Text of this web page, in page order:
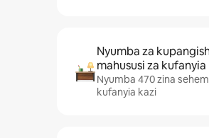
Nyumba za
mahususi za kufanyia
Nyumba 470 zina
kufanyia kazi